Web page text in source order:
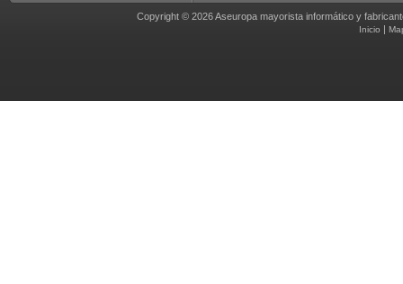
Copyright © 2026 Aseuropa mayorista informático y
Inicio |